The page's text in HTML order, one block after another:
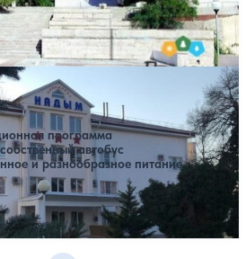
Расстояние до пляжа: 800 метров
программа
автобус
и разнообразное питание
3 Открытый бассейн
мест на выбранные даты
другой вариант